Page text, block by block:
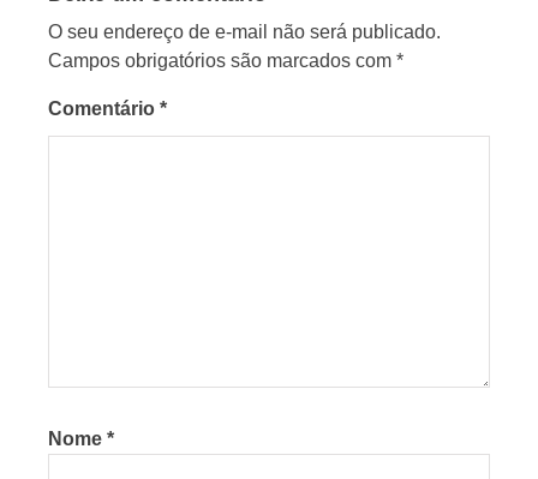
O seu endereço de e-mail não será publicado.
Campos obrigatórios são marcados com *
Comentário *
Nome *